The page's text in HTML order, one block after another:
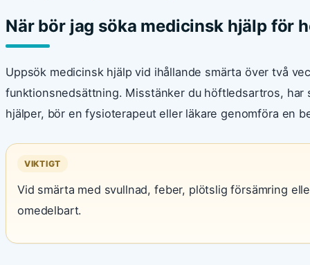
När bör jag söka medicinsk hjälp för
Uppsök medicinsk hjälp vid ihållande smärta över två
funktionsnedsättning. Misstänker du höftledsartros,
hjälper, bör en fysioterapeut eller läkare genomföra en
VIKTIGT
Vid smärta med svullnad, feber, plötslig försämring
omedelbart.